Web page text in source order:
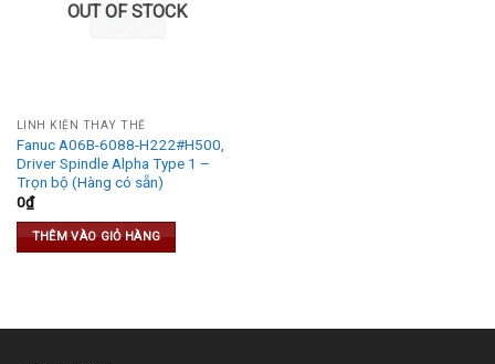
OUT OF STOCK
LINH KIỆN THAY THẾ
Fanuc A06B-6088-H222#H500,
Driver Spindle Alpha Type 1 –
Trọn bộ (Hàng có sẵn)
0₫
THÊM VÀO GIỎ HÀNG